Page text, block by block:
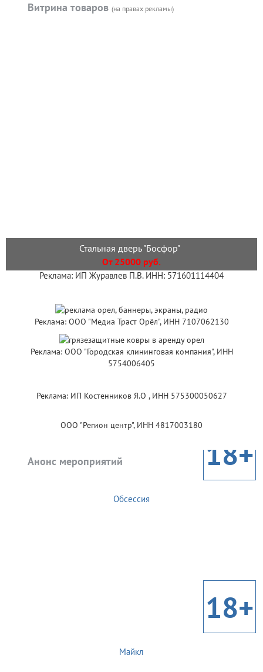
Витрина товаров (на правах рекламы)
Стальная дверь "Босфор"
От 25000 руб.
Реклама: ИП Журавлев П.В. ИНН: 571601114404
Реклама: ООО "Медиа Траст Орёл", ИНН 7107062130
Реклама: ООО "Городская клининговая компания", ИНН
5754006405
Реклама: ИП Костенников Я.О , ИНН 575300050627
ООО "Регион центр", ИНН 4817003180
Анонс мероприятий 18+
Обсессия
18+
Майкл